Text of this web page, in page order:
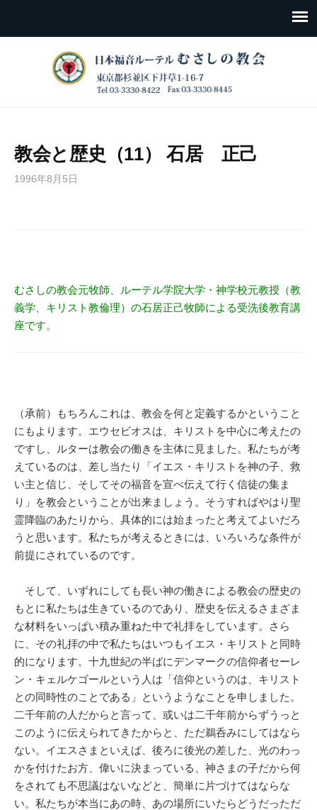
教会と歴史（11） 石居 正己
1996年8月5日
むさしの教会元牧師、ルーテル学院大学・神学校元教授（教
義学、キリスト教倫理）の石居正己牧師による受洗後教育講
座です。
（承前）もちろんこれは、教会を何と定義するかということ
にもよります。エウセビオスは、キリストを中心に考えたの
ですし、ルターは教会の働きを主体に見ました。私たちが考
えているのは、差し当たり「イエス・キリストを神の子、救
い主と信じ、そしてその福音を宣べ伝えて行く信徒の集ま
り」を教会ということが出来ましょう。そうすればやはり聖
霊降臨のあたりから、具体的には始まったと考えてよいだろ
うと思います。私たちが考えるときには、いろいろな条件が
前提にされているのです。
そして、いずれにしても長い神の働きによる教会の歴史の
もとに私たちは生きているのであり、歴史を伝えるさまざま
な材料をいっぱい積み重ねた中で礼拝をしています。さら
に、その礼拝の中で私たちはいつもイエス・キリストと同時
的になります。十九世紀の半ばにデンマークの信仰者セーレ
ン・キェルケゴールという人は「信仰というのは、キリスト
との同時性のことである」というようなことを申しました。
二千年前の人だからと言って、或いは二千年前からずうっと
このように伝えられてきたからと、ただ鵜呑みにしてはなら
ない。イエスさまといえば、後ろに後光の差した、光のわっ
かを付けたお方、偉いに決まっている、神さまの子だから何
をされても不思議はないなどと、簡単に片づけてはならな
い。私たちが本当にあの時、あの場所にいたらどうだっただ